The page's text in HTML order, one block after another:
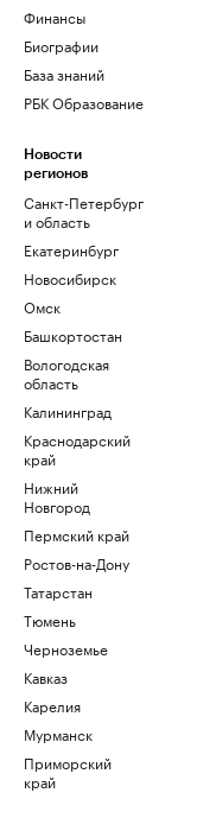
Финансы
Биографии
База знаний
РБК Образование
Новости
регионов
Санкт-Петербург
и область
Екатеринбург
Новосибирск
Омск
Башкортостан
Вологодская
область
Калининград
Краснодарский
край
Нижний
Новгород
Пермский край
Ростов-на-Дону
Татарстан
Тюмень
Черноземье
Кавказ
Карелия
Мурманск
Приморский
край